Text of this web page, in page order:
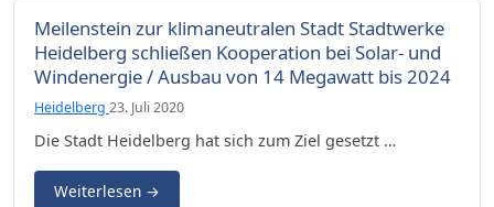
Meilenstein zur klimaneutralen Stadt Stadtwerke
Heidelberg schließen Kooperation bei Solar- und
Windenergie / Ausbau von 14 Megawatt bis 2024
Heidelberg 23. Juli 2020
Die Stadt Heidelberg hat sich zum Ziel gesetzt …
Weiterlesen →